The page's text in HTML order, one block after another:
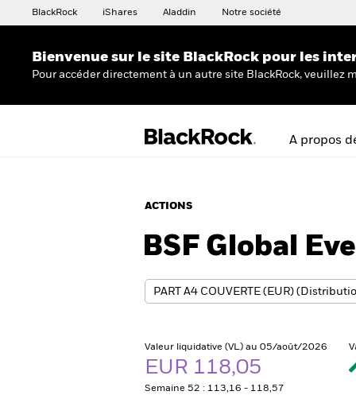
BlackRock iShares Aladdin Notre société
Bienvenue sur le site BlackRock pour les
Pour accéder directement à un autre site BlackRock, veuillez
A propos
ACTIONS
BSF Global
Valeur liquidative (VL) au 05/août/2026
EUR 118,05
Semaine 52 : 113,16 - 118,57